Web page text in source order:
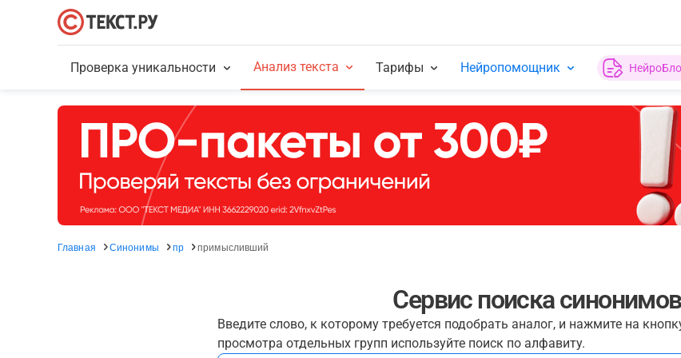
Проверка уникальности Анализ текста Тарифы Нейропомощник
Главная Синонимы пр примысливший
Сервис поиска синонимов
Введите слово, к которому требуется подобрать аналог, и нажмите на
просмотра отдельных групп используйте поиск по алфавиту.